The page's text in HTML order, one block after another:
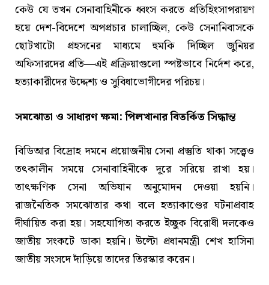
কেউ যে তখন সেনাবাহিনীকে ধ্বংস করতে প্রতিহিংসাপরায়ণ
হয়ে দেশ-বিদেশে অপপ্রচার চালাচ্ছিল, কেউ সেনানিবাসকে
ছোটখাটো প্রহসনের মাধ্যমে হুমকি দিচ্ছিল জুনিয়র
অফিসারদের প্রতি—এই প্রক্রিয়াগুলো স্পষ্টভাবে নির্দেশ করে,
হত্যাকারীদের উদ্দেশ্য ও সুবিধাভোগীদের পরিচয়।
সমঝোতা ও সাধারণ ক্ষমা: পিলখানার বিতর্কিত সিদ্ধান্ত
বিডিআর বিদ্রোহ দমনে প্রয়োজনীয় সেনা প্রস্তুতি থাকা সত্ত্বেও
তৎকালীন সময়ে সেনাবাহিনীকে দূরে সরিয়ে রাখা হয়।
তাৎক্ষণিক সেনা অভিযান অনুমোদন দেওয়া হয়নি।
রাজনৈতিক সমঝোতার কথা বলে হত্যাকাণ্ডের ঘটনাপ্রবাহ
দীর্ঘায়িত করা হয়। সহযোগিতা করতে ইচ্ছুক বিরোধী দলকেও
জাতীয় সংকটে ডাকা হয়নি। উল্টো প্রধানমন্ত্রী শেখ হাসিনা
জাতীয় সংসদে দাঁড়িয়ে তাদের তিরস্কার করেন।